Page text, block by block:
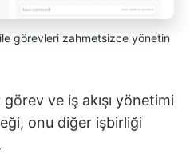
görevleri zahmetsizce yönetin
ve iş akışı yönetimi
onu diğer işbirliği